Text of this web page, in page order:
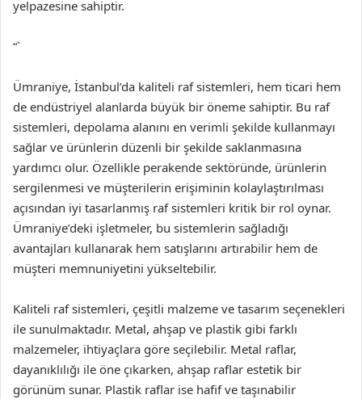
yelpazesine sahiptir.
“`
Ümraniye, İstanbul’da kaliteli raf sistemleri, hem ticari hem
de endüstriyel alanlarda büyük bir öneme sahiptir. Bu raf
sistemleri, depolama alanını en verimli şekilde kullanmayı
sağlar ve ürünlerin düzenli bir şekilde saklanmasına
yardımcı olur. Özellikle perakende sektöründe, ürünlerin
sergilenmesi ve müşterilerin erişiminin kolaylaştırılması
açısından iyi tasarlanmış raf sistemleri kritik bir rol oynar.
Ümraniye’deki işletmeler, bu sistemlerin sağladığı
avantajları kullanarak hem satışlarını artırabilir hem de
müşteri memnuniyetini yükseltebilir.
Kaliteli raf sistemleri, çeşitli malzeme ve tasarım seçenekleri
ile sunulmaktadır. Metal, ahşap ve plastik gibi farklı
malzemeler, ihtiyaçlara göre seçilebilir. Metal raflar,
dayanıklılığı ile öne çıkarken, ahşap raflar estetik bir
görünüm sunar. Plastik raflar ise hafif ve taşınabilir